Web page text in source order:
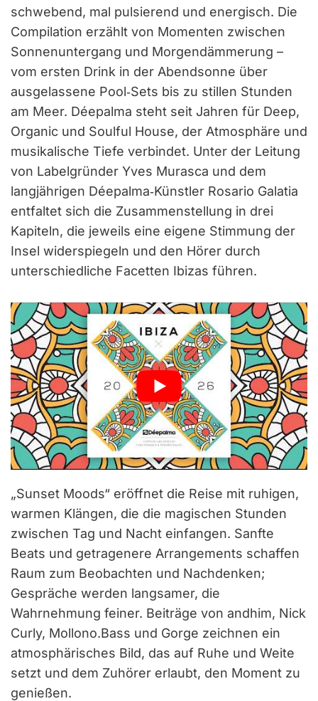
schwebend, mal pulsierend und energisch. Die
Compilation erzählt von Momenten zwischen
Sonnenuntergang und Morgendämmerung –
vom ersten Drink in der Abendsonne über
ausgelassene Pool‑Sets bis zu stillen Stunden
am Meer. Déepalma steht seit Jahren für Deep,
Organic und Soulful House, der Atmosphäre und
musikalische Tiefe verbindet. Unter der Leitung
von Labelgründer Yves Murasca und dem
langjährigen Déepalma‑Künstler Rosario Galatia
entfaltet sich die Zusammenstellung in drei
Kapiteln, die jeweils eine eigene Stimmung der
Insel widerspiegeln und den Hörer durch
unterschiedliche Facetten Ibizas führen.
„Sunset Moods“ eröffnet die Reise mit ruhigen,
warmen Klängen, die die magischen Stunden
zwischen Tag und Nacht einfangen. Sanfte
Beats und getragenere Arrangements schaffen
Raum zum Beobachten und Nachdenken;
Gespräche werden langsamer, die
Wahrnehmung feiner. Beiträge von andhim, Nick
Curly, Mollono.Bass und Gorge zeichnen ein
atmosphärisches Bild, das auf Ruhe und Weite
setzt und dem Zuhörer erlaubt, den Moment zu
genießen.